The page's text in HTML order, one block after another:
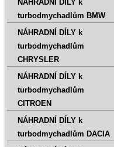
NÁHRADNÍ DÍLY k
turbodmychadlům BMW
NÁHRADNÍ DÍLY k
turbodmychadlům
CHRYSLER
NÁHRADNÍ DÍLY k
turbodmychadlům
CITROEN
NÁHRADNÍ DÍLY k
turbodmychadlům DACIA